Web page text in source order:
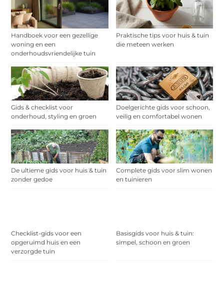
Handboek voor een gezellige
woning en een
onderhoudsvriendelijke tuin
Praktische tips voor huis & tuin
die meteen werken
Gids & checklist voor
onderhoud, styling en groen
Doelgerichte gids voor schoon,
veilig en comfortabel wonen
De ultieme gids voor huis & tuin
zonder gedoe
Complete gids voor slim wonen
en tuinieren
Checklist-gids voor een
opgeruimd huis en een
verzorgde tuin
Basisgids voor huis & tuin:
simpel, schoon en groen